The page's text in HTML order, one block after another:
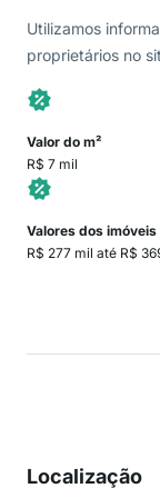
Utilizamos
proprietários no
Valor do m²
R$ 7 mil
Valores dos imóveis
R$ 277 mil até R$
Localização